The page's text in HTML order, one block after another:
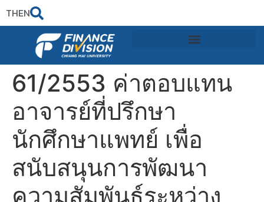
THEN
61/2553 ค่าตอบแทน
อาจารย์ที่ปรึกษา
นักศึกษาแพทย์ เพื่อ
สนับสนุนการพัฒนา
ความสัมพันธ์ระหว่าง